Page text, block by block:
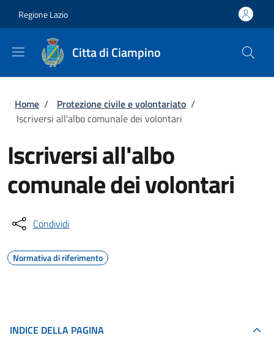
Regione Lazio
Citta di Ciampino
Briciole di pane
Home / Protezione civile e volontariato /
Iscriversi all'albo comunale dei volontari
Iscriversi all'albo
comunale dei volontari
Condividi
Normativa di riferimento
INDICE DELLA PAGINA